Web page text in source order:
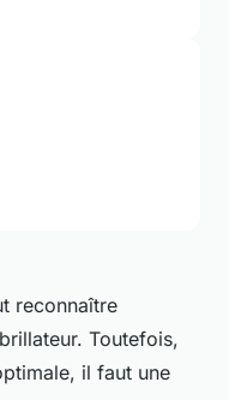
reconnaître
Toutefois,
il faut une